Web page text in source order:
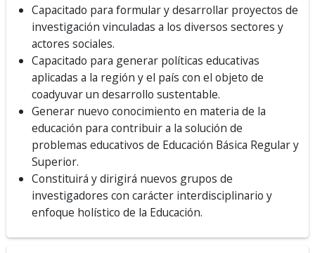
Capacitado para formular y desarrollar proyectos de
investigación vinculadas a los diversos sectores y
actores sociales.
Capacitado para generar políticas educativas
aplicadas a la región y el país con el objeto de
coadyuvar un desarrollo sustentable.
Generar nuevo conocimiento en materia de la
educación para contribuir a la solución de
problemas educativos de Educación Básica Regular y
Superior.
Constituirá y dirigirá nuevos grupos de
investigadores con carácter interdisciplinario y
enfoque holístico de la Educación.